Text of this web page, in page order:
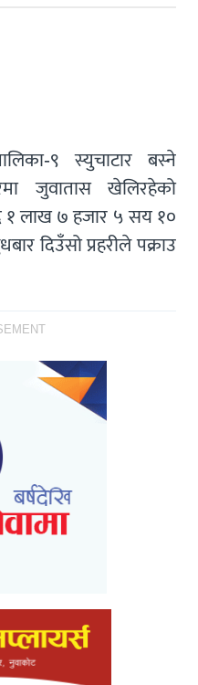
९ स्युचाटार बस्ने
जुवातास खेलिरहेको
१ लाख ७ हजार ५ सय १०
दिउँसो प्रहरीले पक्राउ